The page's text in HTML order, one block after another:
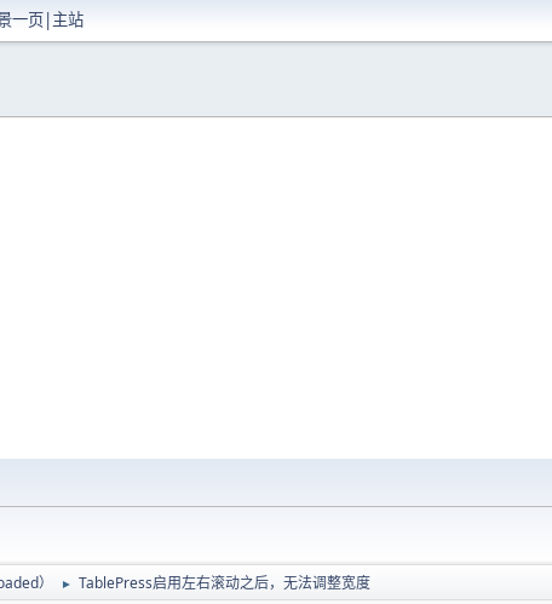
一页|主站
） ► TablePress启用左右滚动之后，无法调整宽度